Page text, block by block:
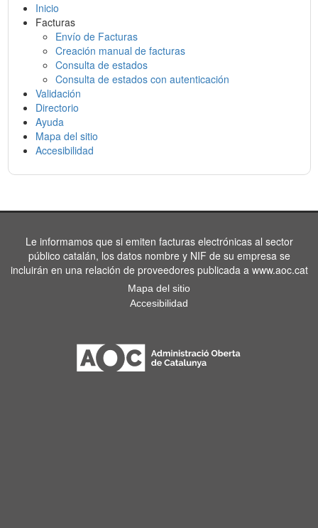
Inicio
Facturas
Envío de Facturas
Creación manual de facturas
Consulta de estados
Consulta de estados con autenticación
Validación
Directorio
Ayuda
Mapa del sitio
Accesibilidad
Le informamos que si emiten facturas electrónicas al sector
público catalán, los datos nombre y NIF de su empresa se
incluirán en una relación de proveedores publicada a www.aoc.cat
Mapa del sitio
Accesibilidad